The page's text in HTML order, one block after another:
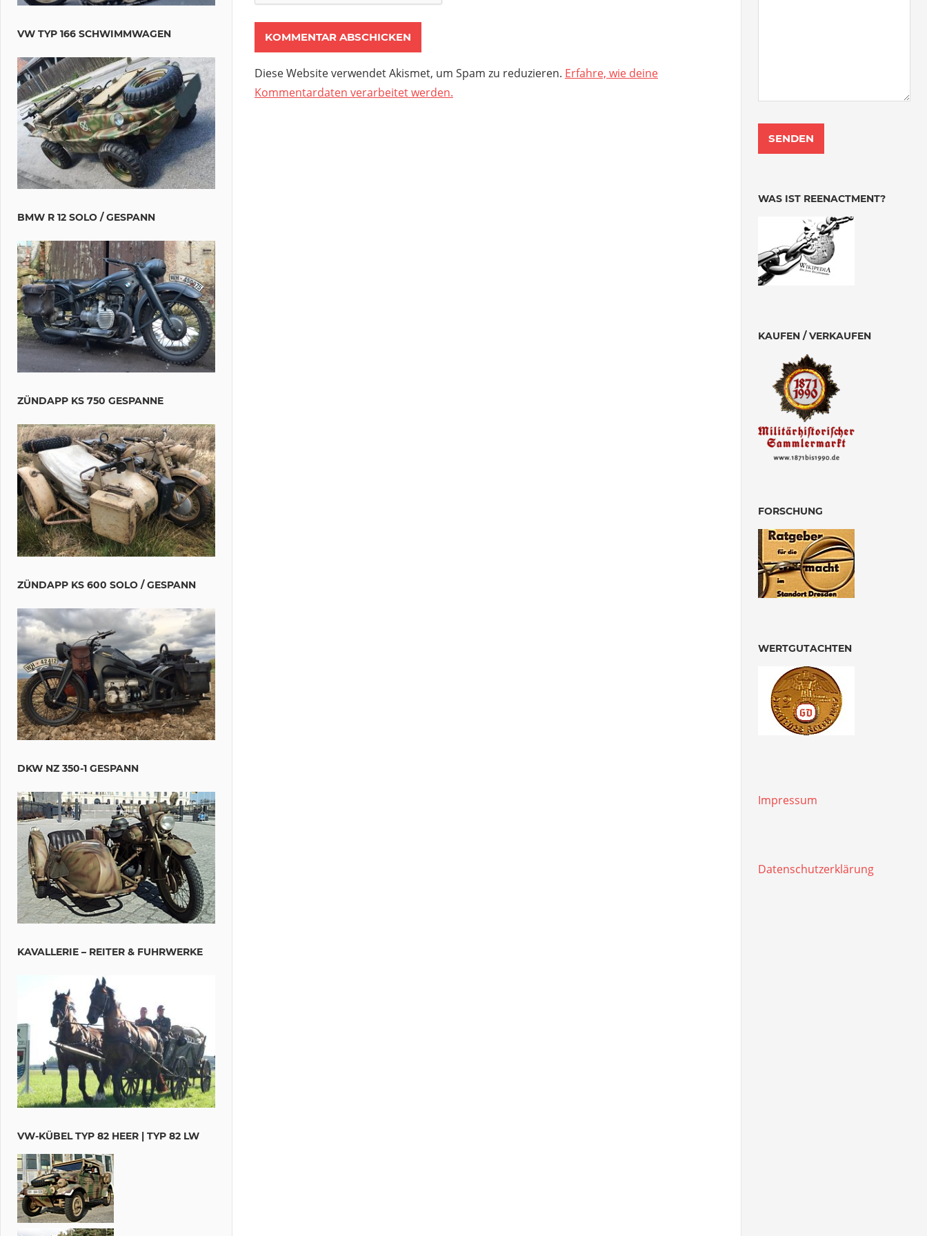
Diese Website verwendet Akismet, um Spam zu reduzieren. Erfahre, wie deine
Kommentardaten verarbeitet werden.
VW TYP 166 SCHWIMMWAGEN
BMW R 12 SOLO / GESPANN
ZÜNDAPP KS 750 GESPANNE
ZÜNDAPP KS 600 SOLO / GESPANN
DKW NZ 350-1 GESPANN
KAVALLERIE – REITER & FUHRWERKE
VW-KÜBEL TYP 82 HEER | TYP 82 LW
WAS IST REENACTMENT?
KAUFEN / VERKAUFEN
FORSCHUNG
WERTGUTACHTEN
Impressum
Datenschutzerklärung